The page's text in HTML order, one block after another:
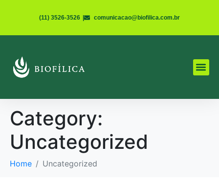
(11) 3526-3526 comunicacao@biofilica.com.br
Category:
Uncategorized
Home Uncategorized